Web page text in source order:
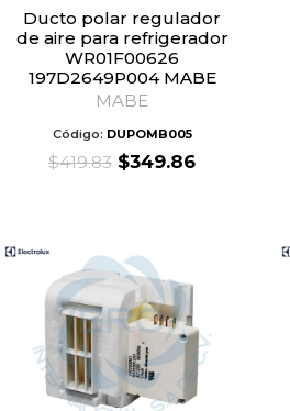
Ducto polar regulador
de aire para refrigerador
WR01F00626
197D2649P004 MABE
MABE
Código: DUPOMB005
$419.83 Original
$349.86Current